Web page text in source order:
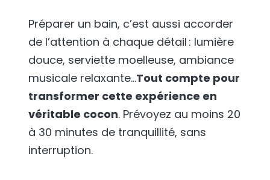
Préparer un bain, c’est aussi accorder
de l’attention à chaque détail : lumière
douce, serviette moelleuse, ambiance
musicale relaxante…Tout compte pour
transformer cette expérience en
véritable cocon. Prévoyez au moins 20
à 30 minutes de tranquillité, sans
interruption.